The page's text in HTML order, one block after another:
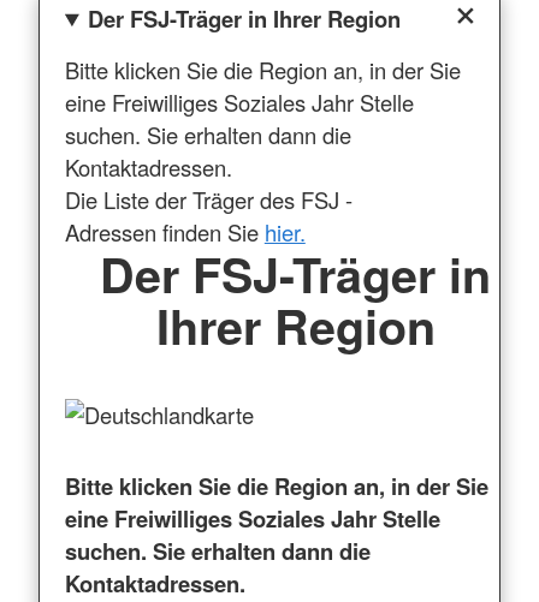
Der FSJ-Träger in Ihrer Region
Bitte klicken Sie die Region an, in der Sie
eine Freiwilliges Soziales Jahr Stelle
suchen. Sie erhalten dann die
Kontaktadressen.
Die Liste der Träger des FSJ -
Adressen finden Sie hier.
Der FSJ-Träger in
Ihrer Region
Bitte klicken Sie die Region an, in der Sie
eine Freiwilliges Soziales Jahr Stelle
suchen. Sie erhalten dann die
Kontaktadressen.